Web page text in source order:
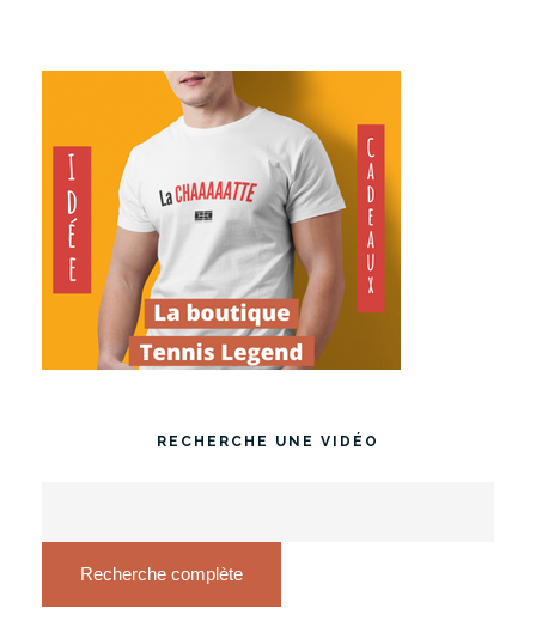
RECHERCHE UNE VIDÉO
Recherche complète